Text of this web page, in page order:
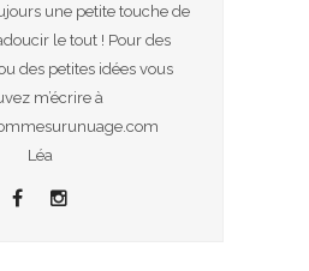
une petite touche de
le tout ! Pour des
des petites idées vous
m’écrire à
Léa